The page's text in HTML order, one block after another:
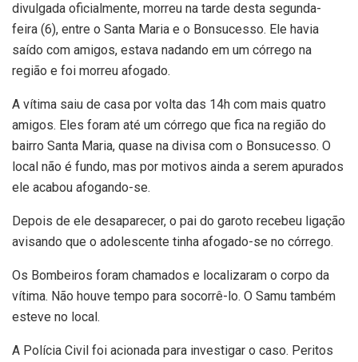
divulgada oficialmente, morreu na tarde desta segunda-
feira (6), entre o Santa Maria e o Bonsucesso. Ele havia
saído com amigos, estava nadando em um córrego na
região e foi morreu afogado.
A vítima saiu de casa por volta das 14h com mais quatro
amigos. Eles foram até um córrego que fica na região do
bairro Santa Maria, quase na divisa com o Bonsucesso. O
local não é fundo, mas por motivos ainda a serem apurados
ele acabou afogando-se.
Depois de ele desaparecer, o pai do garoto recebeu ligação
avisando que o adolescente tinha afogado-se no córrego.
Os Bombeiros foram chamados e localizaram o corpo da
vítima. Não houve tempo para socorrê-lo. O Samu também
esteve no local.
A Polícia Civil foi acionada para investigar o caso. Peritos